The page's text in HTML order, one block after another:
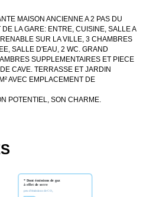
MAISON ANCIENNE A 2 PAS DU
LA GARE: ENTRE, CUISINE, SALLE A
SUR LA VILLE, 3 CHAMBRES
SALLE D'EAU, 2 WC. GRAND
SUPPLEMENTAIRES ET PIECE
CAVE. TERRASSE ET JARDIN
AVEC EMPLACEMENT DE
POTENTIEL, SON CHARME.